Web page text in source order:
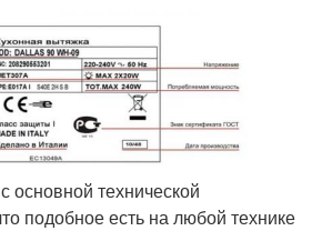
основной технической
подобное есть на любой технике